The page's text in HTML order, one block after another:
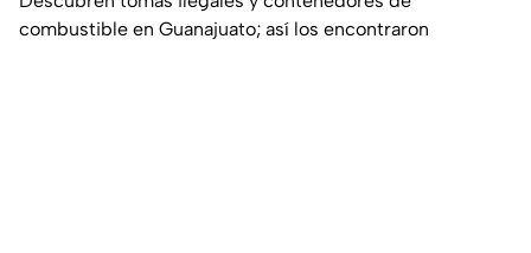
combustible en Guanajuato; así los encontraron